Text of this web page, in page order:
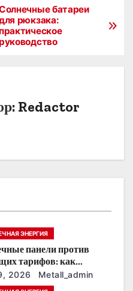
батареи
рюкзака:
практическое
руководство
Redactor
ЭНЕРГИЯ
панели против
тарифов: как
в
2026 Metall_admin